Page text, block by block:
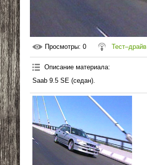
Просмотры: 0 Тест–драйв
Описание материала:
Saab 9.5 SE (седан).